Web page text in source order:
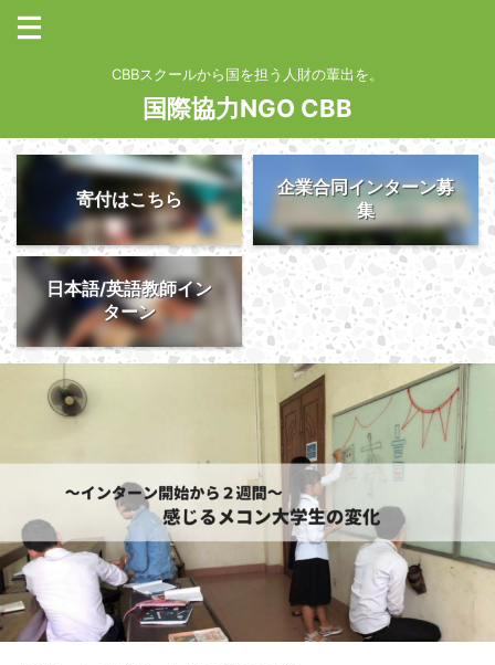
CBBスクールから国を担う人財の輩出を。
国際協力NGO CBB
寄付はこちら
企業合同インターン募
集
日本語/英語教師イン
ターン